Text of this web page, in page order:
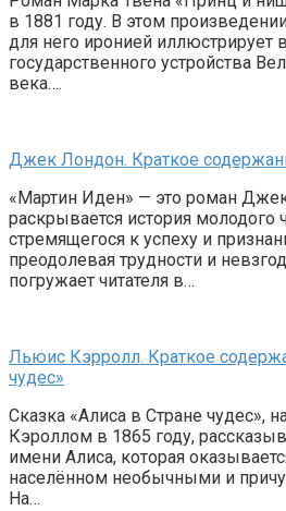
в 1881 году. В этом
для него иронией иллюстрирует
государственного устройства
века….
Джек Лондон. Краткое
«Мартин Иден» — это роман
раскрывается история молодого
стремящегося к успеху и
преодолевая трудности и
погружает читателя в…
Льюис Кэрролл. Краткое
чудес»
Сказка «Алиса в Стране чудес»,
Кэроллом в 1865 году,
имени Алиса, которая
населённом необычными и
На…